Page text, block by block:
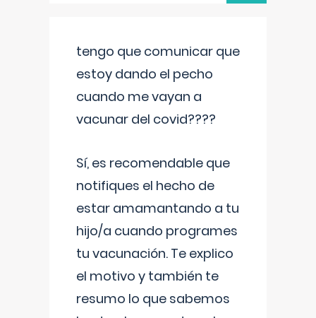
tengo que comunicar que
estoy dando el pecho
cuando me vayan a
vacunar del covid????
Sí, es recomendable que
notifiques el hecho de
estar amamantando a tu
hijo/a cuando programes
tu vacunación. Te explico
el motivo y también te
resumo lo que sabemos